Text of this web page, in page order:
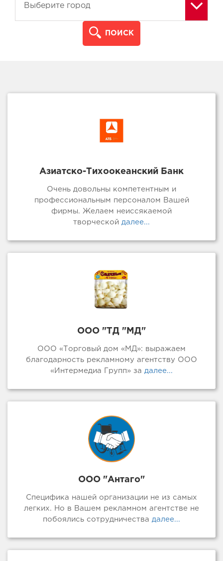
ПОИСК
Азиатско-Тихоокеанский Банк
Очень довольны компетентным и
профессиональным персоналом Вашей
фирмы. Желаем неиссякаемой
творческой далее...
ООО "ТД "МД"
ООО «Торговый дом «МД»: выражаем
благодарность рекламному агентству ООО
«Интермедиа Групп» за далее...
ООО "Антаго"
Специфика нашей организации не из самых
легких. Но в Вашем рекламном агентстве не
побоялись сотрудничества далее...